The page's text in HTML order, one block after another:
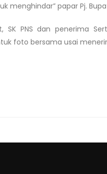
menghindar” papar Pj.
SK PNS dan penerima
foto bersama usai